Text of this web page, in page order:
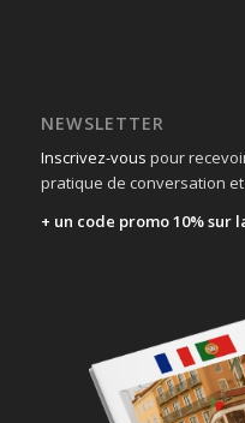
NEWSLETTER
Inscrivez-vous pour
pratique de conversation
+ un code promo 10% sur